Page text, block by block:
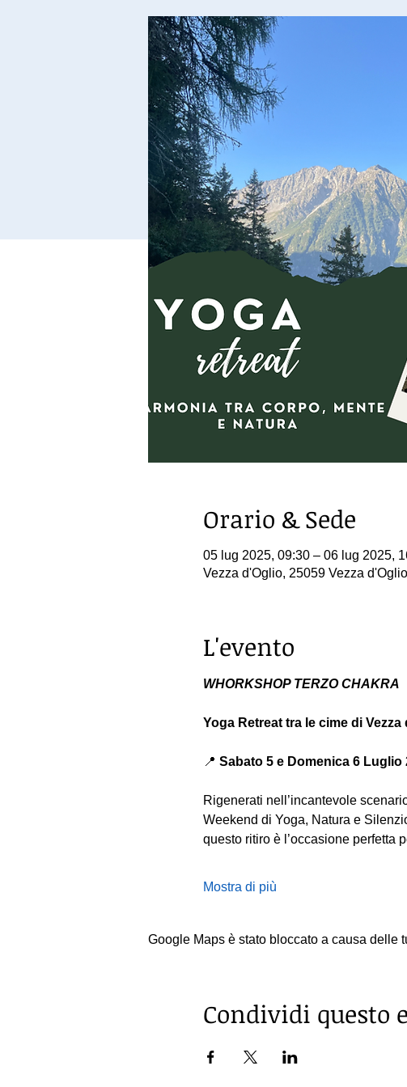
Orario & Sede
05 lug 2025, 09:30 – 06 lug 2025,
Vezza d'Oglio, 25059 Vezza
L'evento
WHORKSHOP TERZO CHAKRA
Yoga Retreat tra le cime di
📍 Sabato 5 e Domenica 6 Luglio
Rigenerati nell’incantevole
Weekend di Yoga, Natura e
questo ritiro è l’occasione perfetta
Mostra di più
Google Maps è stato bloccato a causa delle
Condividi questo